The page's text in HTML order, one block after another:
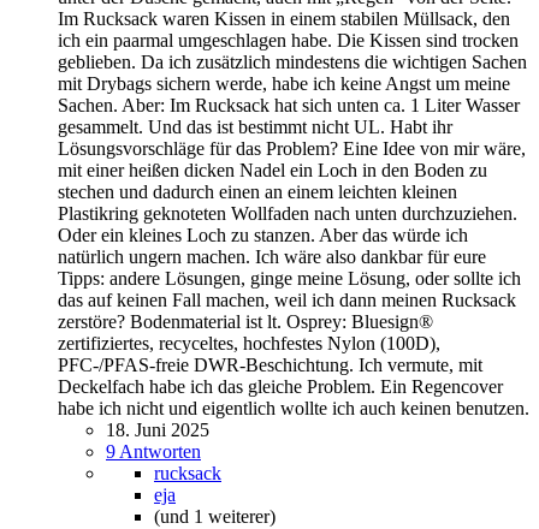
Im Rucksack waren Kissen in einem stabilen Müllsack, den
ich ein paarmal umgeschlagen habe. Die Kissen sind trocken
geblieben. Da ich zusätzlich mindestens die wichtigen Sachen
mit Drybags sichern werde, habe ich keine Angst um meine
Sachen. Aber: Im Rucksack hat sich unten ca. 1 Liter Wasser
gesammelt. Und das ist bestimmt nicht UL. Habt ihr
Lösungsvorschläge für das Problem? Eine Idee von mir wäre,
mit einer heißen dicken Nadel ein Loch in den Boden zu
stechen und dadurch einen an einem leichten kleinen
Plastikring geknoteten Wollfaden nach unten durchzuziehen.
Oder ein kleines Loch zu stanzen. Aber das würde ich
natürlich ungern machen. Ich wäre also dankbar für eure
Tipps: andere Lösungen, ginge meine Lösung, oder sollte ich
das auf keinen Fall machen, weil ich dann meinen Rucksack
zerstöre? Bodenmaterial ist lt. Osprey: Bluesign®
zertifiziertes, recyceltes, hochfestes Nylon (100D),
PFC-/PFAS-freie DWR-Beschichtung. Ich vermute, mit
Deckelfach habe ich das gleiche Problem. Ein Regencover
habe ich nicht und eigentlich wollte ich auch keinen benutzen.
18. Juni 2025
9 Antworten
rucksack
eja
(und 1 weiterer)